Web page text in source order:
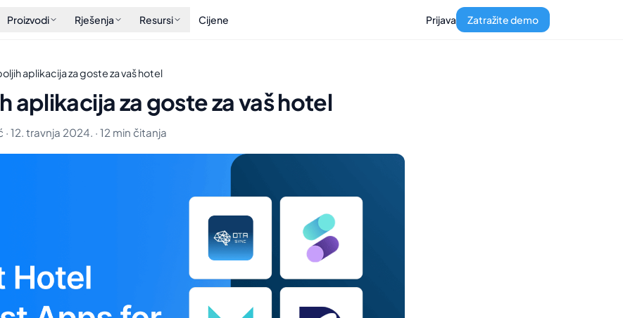
Proizvodi Rješenja Resursi Cijene Prijava Zatražite demo
aplikacija za goste za vaš hotel
aplikacija za goste za vaš hotel
12. travnja 2024. · 12 min čitanja